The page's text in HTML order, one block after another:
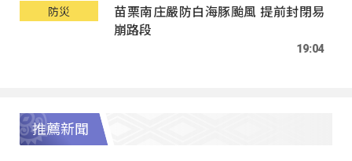
防災
苗栗南庄嚴防白海豚颱風 提前封閉易
崩路段
19:04
推薦新聞